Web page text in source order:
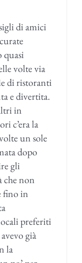
di amici
quasi
volte via
di ristoranti
e divertita.
in
c’era la
un sole
dopo
gli
che non
fino in
preferiti
già
la